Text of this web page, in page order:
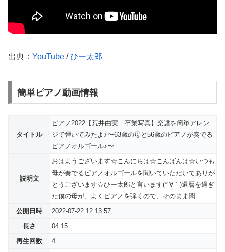
出典： YouTube /ひー太郎
簡単ピアノ動画情報
タイトル
ピアノ2022【荒井由実 卒業写真】楽譜を簡単アレン
ジで弾いてみたよ♪〜63歳の母と56歳のピアノが奏でる
ピアノオルゴール♪〜
説明文
おはようございます☆こんにちは☆こんばんは☆いつも
母が奏でるピアノオルゴールを聞いていただいてありが
とうございます☆ひー太郎と言います(*´∀｀)還暦を過ぎ
た僕の母が、よくピアノを弾くので、そのまま聞...
公開日時
2022-07-22 12:13:57
長さ
04:15
再生回数
4